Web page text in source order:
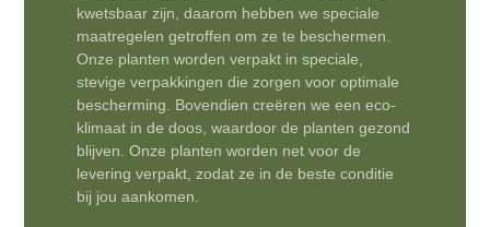
kwetsbaar zijn, daarom hebben we speciale
maatregelen getroffen om ze te beschermen.
Onze planten worden verpakt in speciale,
stevige verpakkingen die zorgen voor optimale
bescherming. Bovendien creëren we een eco-
klimaat in de doos, waardoor de planten gezond
blijven. Onze planten worden net voor de
levering verpakt, zodat ze in de beste conditie
bij jou aankomen.